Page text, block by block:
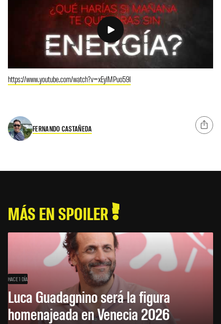
https://www.youtube.com/watch?v=xEyIMPuo59I
FERNANDO CASTAÑEDA
MÁS EN SPOILER
HACE 1 DÍA
Luca Guadagnino será la figura
homenajeada en Venecia 2026